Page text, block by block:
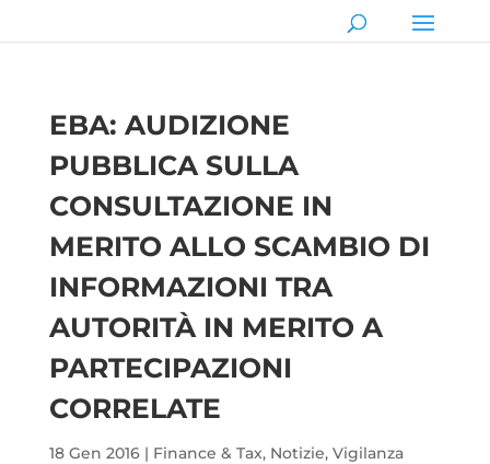
EBA: AUDIZIONE
PUBBLICA SULLA
CONSULTAZIONE IN
MERITO ALLO SCAMBIO DI
INFORMAZIONI TRA
AUTORITÀ IN MERITO A
PARTECIPAZIONI
CORRELATE
18 Gen 2016| Finance & Tax, Notizie, Vigilanza